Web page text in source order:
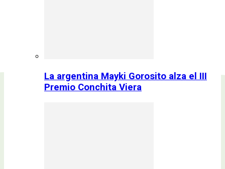
La argentina Mayki Gorosito alza el III
Premio Conchita Viera